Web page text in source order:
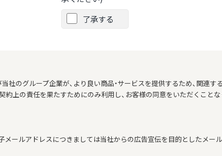
了承する
社のグループ企業が、より良い商品・サービスを提供するため、関連
約上の責任を果たすためにのみ利用し、お客様の同意をいただくこと
ールアドレスにつきましては当社からの広告宣伝を目的としたメール